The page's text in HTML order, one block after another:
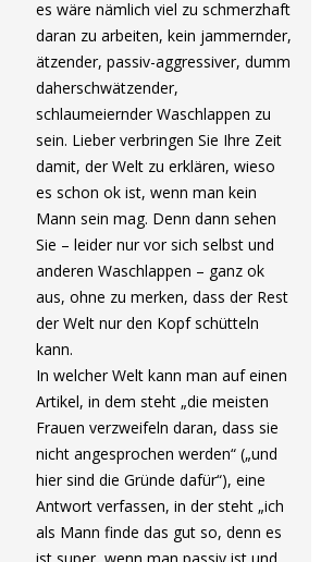
es wäre nämlich viel zu schmerzhaft
daran zu arbeiten, kein jammernder,
ätzender, passiv-aggressiver, dumm
daherschwätzender,
schlaumeiernder Waschlappen zu
sein. Lieber verbringen Sie Ihre Zeit
damit, der Welt zu erklären, wieso
es schon ok ist, wenn man kein
Mann sein mag. Denn dann sehen
Sie – leider nur vor sich selbst und
anderen Waschlappen – ganz ok
aus, ohne zu merken, dass der Rest
der Welt nur den Kopf schütteln
kann.
In welcher Welt kann man auf einen
Artikel, in dem steht „die meisten
Frauen verzweifeln daran, dass sie
nicht angesprochen werden“ („und
hier sind die Gründe dafür“), eine
Antwort verfassen, in der steht „ich
als Mann finde das gut so, denn es